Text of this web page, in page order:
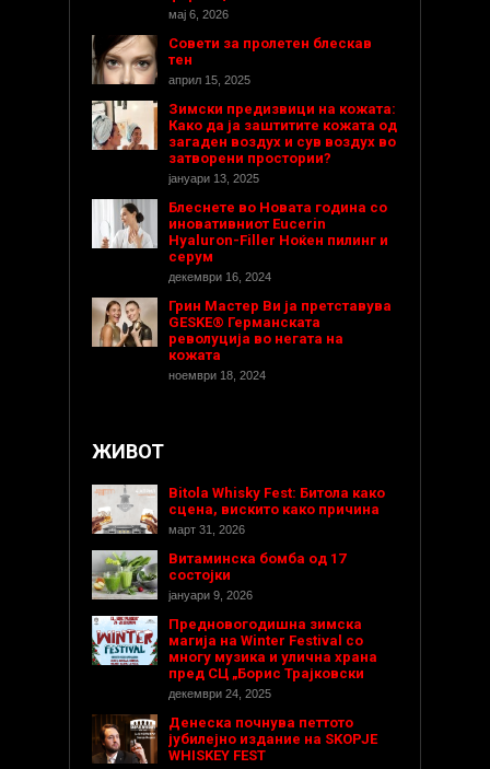
мај 6, 2026
Совети за пролетен блескав
тен
април 15, 2025
Зимски предизвици на кожата:
Како да ја заштитите кожата од
загаден воздух и сув воздух во
затворени простории?
јануари 13, 2025
Блеснете во Новата година со
иновативниот Eucerin
Hyaluron-Filler Ноќен пилинг и
серум
декември 16, 2024
Грин Мастер Ви ја претставува
GESKE® Германската
револуција во негата на
кожата
ноември 18, 2024
ЖИВОТ
Bitola Whisky Fest: Битола како
сцена, вискито како причина
март 31, 2026
Витаминска бомба од 17
состојки
јануари 9, 2026
Предновогодишнa зимска
магија на Winter Festival со
многу музика и улична храна
пред СЦ „Борис Трајковски
декември 24, 2025
Денеска почнува петтото
јубилејно издание на SKOPJE
WHISKEY FEST